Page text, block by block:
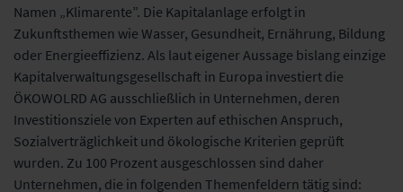
Namen „Klimarente”. Die Kapitalanlage erfolgt in
Zukunftsthemen wie Wasser, Gesundheit, Ernährung, Bildung
oder Energieeffizienz. Als laut eigener Aussage bislang einzige
Kapitalverwaltungsgesellschaft in Europa investiert die
ÖKOWOLRD AG ausschließlich in Unternehmen, deren
Investitionsziele von Experten auf ethischen Anspruch,
Sozialverträglichkeit und ökologische Kriterien geprüft
wurden. Zu 100 Prozent ausgeschlossen sind daher
Unternehmen, die in folgenden Themenfeldern tätig sind: